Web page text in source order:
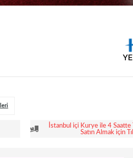
İstanbul içi Kurye ile 4
Satın Almak için